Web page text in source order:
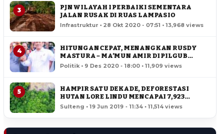
3
PJN WILAYAH I PERBAIKI SEMENTARA
JALAN RUSAK DI RUAS LAMPASIO
Infrastruktur • 28 Okt 2020 - 07:51 • 13,968 views
4
HITUNGAN CEPAT, MENANGKAN RUSDY
MASTURA – MA’MUN AMIR DI PILGUB
SULTENG
Politik • 9 Des 2020 - 18:00 • 11,909 views
5
HAMPIR SATU DEKADE, DEFORESTASI
HUTAN LORE LINDU MENCAPAI 7,923
HEKTAR
Sulteng • 19 Jun 2019 - 11:34 • 11,514 views